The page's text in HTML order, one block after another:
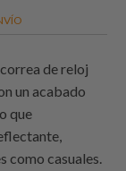
de reloj
un acabado
que
como casuales.